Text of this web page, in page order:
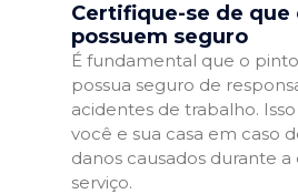
Certifique-se de que
possuem seguro
É fundamental que o
possua seguro de
acidentes de trabalho.
você e sua casa em caso
danos causados durante
serviço.